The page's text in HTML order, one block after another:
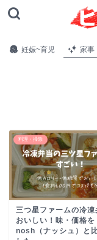
妊娠~育児 家事
料理・掃除
三つ星ファームの冷凍
おいしい！味・価格を
nosh（ナッシュ）と